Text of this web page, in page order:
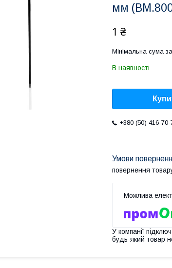
мм
1 ₴
Мінімальна сума
В наявності
+380 (50) 416-70-
повернення
У компанії
будь-який товар